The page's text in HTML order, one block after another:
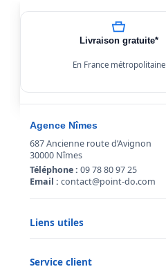
Livraison gratuite*
En France métropolitaine
Agence Nîmes
687 Ancienne route d’Avignon
30000 Nîmes
Téléphone : 09 78 80 97 25
Email : contact@point-do.com
Liens utiles
Conditions générales de vente
Service client